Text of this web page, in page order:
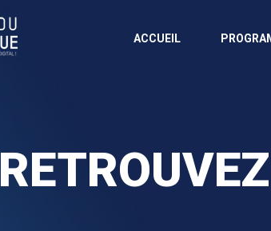
ACCUEIL